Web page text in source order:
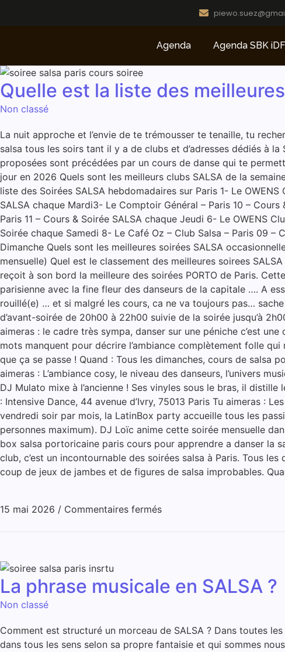
Agenda Agenda SBK iDF
Quelle est la liste des
Non classé
La nuit approche et l’envie de te trémousser te tenaille, tu
salsa tous les soirs tant il y a de clubs et d’adresses dédiés à
proposées sont précédées par un cours de danse qui te
jour en 2026 Quels sont les meilleurs clubs SALSA de la
liste des Soirées SALSA hebdomadaires sur Paris 1- Le
SALSA chaque Mardi3- Le Comptoir Général – Paris 10 –
Paris 11 – Cours & Soirée SALSA chaque Jeudi 6- Le OWENS
Soirée chaque Samedi 8- Le Café Oz – Club Salsa – Paris 09 –
Dimanche Quels sont les meilleures soirées SALSA
mensuelle) Quel est le classement des meilleures soirees
reçoit à son bord la meilleure des soirées PORTO de Paris.
parisienne avec la fine fleur des danseurs de la capitale …. A
rouillé(e) … et si malgré les cours, ca ne va toujours pas…
d’avant-soirée de 20h00 à 22h00 suivie de la soirée jusqu’à
aimeras : le cadre très sympa, danser sur une péniche c’est
mots manquent pour décrire l’ambiance complètement folle
que ça se passe ! Quand : Tous les dimanches, cours de salsa
aimeras : L’ambiance cosy, le niveau des danseurs, l’univers
DJ Mulato mixe à l’ancienne ! Ses vinyles sous le bras, il
: Intensive Dance, 44 avenue d’Ivry, 75013 Paris Tu aimeras :
vendredi soir par mois, la LatinBox party accueille tous les
personnes maximum). DJ Loïc anime cette soirée mensuelle
box salsa portoricaine paris cours pour apprendre a danser la
club, c’est un incontournable des soirées salsa à Paris. Tous
coup de jeux de jambes et de figures de salsa improbables.
15 mai 2026 / Commentaires fermés
La phrase musicale en SALSA ?
Non classé
Comment est structuré un morceau de SALSA ? Dans toutes
dans tous les sens selon sa propre fantaisie et qui sommes